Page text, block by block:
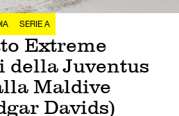
SERIE A
Extreme
della Juventus
Maldive
Davids)